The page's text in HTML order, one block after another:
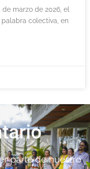
marzo de 2026, el
colectiva, en
parte de nuestro